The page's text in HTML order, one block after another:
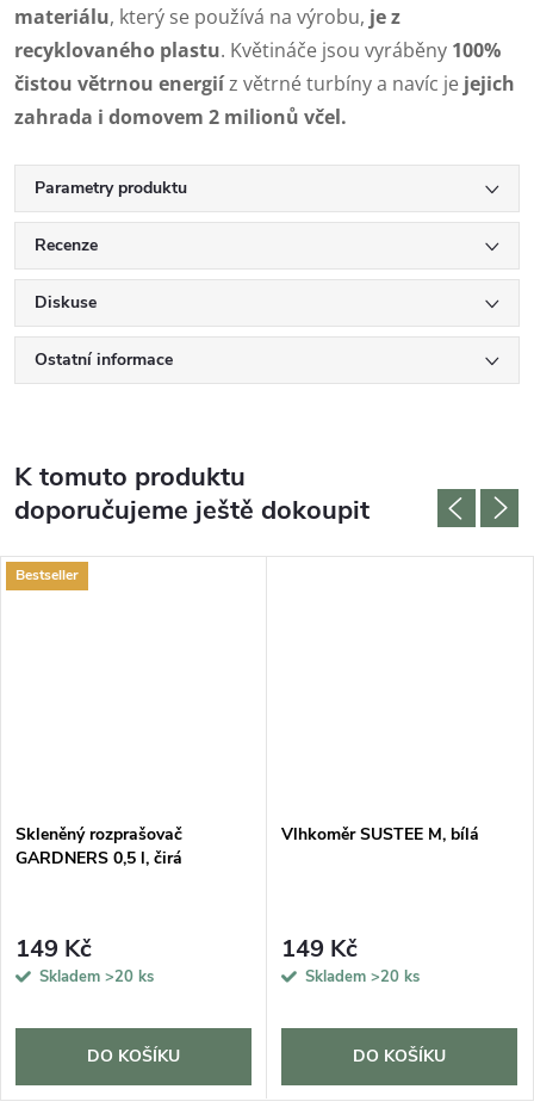
materiálu, který se používá na výrobu, je z
recyklovaného plastu. Květináče jsou vyráběny 100%
čistou větrnou energiíz větrné turbíny a navíc je jejich
zahrada i domovem 2 milionů včel.
Parametry produktu
Recenze
Diskuse
Ostatní informace
K tomuto produktu
doporučujeme ještě dokoupit
Bestseller
Skleněný rozprašovač
GARDNERS 0,5 l, čirá
149 Kč
Skladem >20 ks
DO KOŠÍKU
Vlhkoměr SUSTEE M, bílá
149 Kč
Skladem >20 ks
DO KOŠÍKU